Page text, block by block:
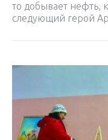
то добывает нефть,
следующий герой
кредиторской